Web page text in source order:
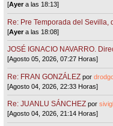
[Ayera las 18:13]
Re: Pre Temporada del Sevilla,
[Ayera las 18:08]
JOSÉ IGNACIO NAVARRO.
[Agosto 05, 2026, 07:27 Horas]
Re: FRAN GONZÁLEZ por
[Agosto 04, 2026, 22:33 Horas]
Re: JUANLU SÁNCHEZ por
[Agosto 04, 2026, 21:14 Horas]